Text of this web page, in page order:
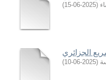
(
2025-06-15
)
الجزائري
(
2025-06-10
)